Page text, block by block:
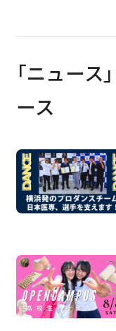
「ニュー
ース